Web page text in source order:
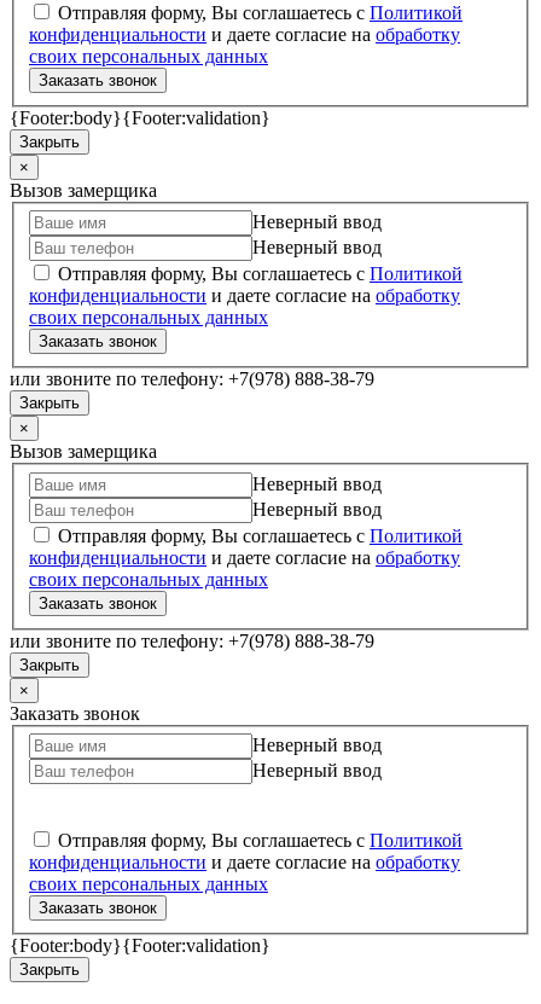
Отправляя форму, Вы соглашаетесь с Политикой
конфиденциальности и даете согласие на обработку
своих персональных данных
Заказать звонок
{Footer:body}{Footer:validation}
Закрыть
×
Вызов замерщика
Неверный ввод
Неверный ввод
Отправляя форму, Вы соглашаетесь с Политикой
конфиденциальности и даете согласие на обработку
своих персональных данных
Заказать звонок
или звоните по телефону: +7(978) 888-38-79
Закрыть
×
Вызов замерщика
Неверный ввод
Неверный ввод
Отправляя форму, Вы соглашаетесь с Политикой
конфиденциальности и даете согласие на обработку
своих персональных данных
Заказать звонок
или звоните по телефону: +7(978) 888-38-79
Закрыть
×
Заказать звонок
Неверный ввод
Неверный ввод
Отправляя форму, Вы соглашаетесь с Политикой
конфиденциальности и даете согласие на обработку
своих персональных данных
Заказать звонок
{Footer:body}{Footer:validation}
Закрыть